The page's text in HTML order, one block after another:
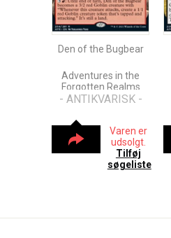
Den of the Bugbear
Adventures in the
Forgotten Realms
- ANTIKVARISK -
Varen er
udsolgt.
Tilføj
søgeliste